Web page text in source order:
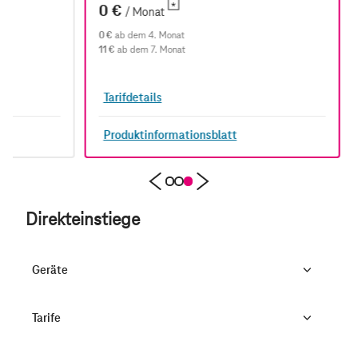
0 € / Monat
0 € ab dem 4. Monat
11 € ab dem 7. Monat
Tarifdetails
Produktinformationsblatt
Direkteinstiege
Geräte
Tarife